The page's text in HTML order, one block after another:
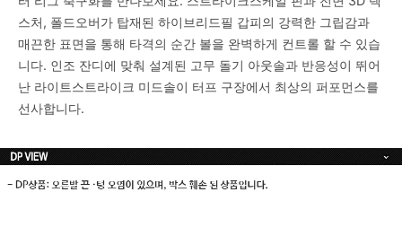
스처, 폴드오버가 탑재된 하이브리드필 갑피의 강력한 그립감과
매끈한 표면을 통해 타격의 순간 볼을 완벽하게 컨트롤 할 수 있습
니다. 인조 잔디에 맞춰 설계된 고무 돌기 아웃솔과 반응성이 뛰어
난 라이트스트라이크 미드솔이 터프 구장에서 최상의 퍼포먼스를
선사합니다.